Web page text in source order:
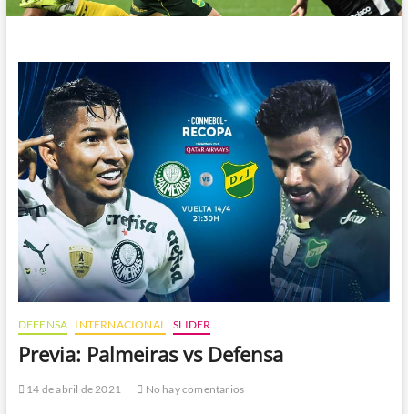
DEFENSA INTERNACIONAL SLIDER
Previa: Palmeiras vs Defensa
14 de abril de 2021 No hay comentarios